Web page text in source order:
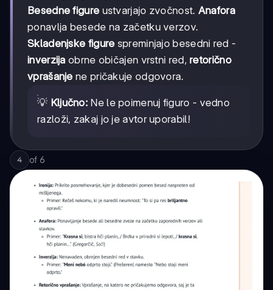
Besedne figure ustvarjajo zvočnost. Anafora
ponavlja besede na začetku verzov.
Skladenjske figure spreminjajo besedni red -
inverzija obrne običajen vrstni red,retorično
vprašanje ne pričakuje odgovora.
💡 Ključno: Ne le poimenuj figuro - vedno
razloži, zakaj jo je avtor uporabil!
4 of 6